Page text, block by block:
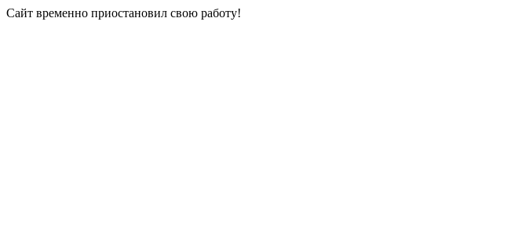
Сайт временно приостановил свою работу!